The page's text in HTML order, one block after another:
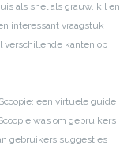
als snel als grauw, kil en
interessant vraagstuk
verschillende kanten op
een virtuele guide
was om gebruikers
gebruikers suggesties